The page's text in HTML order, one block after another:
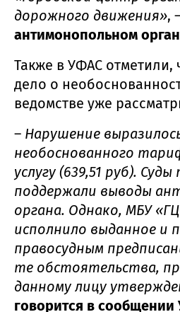
дорожного движения»,
антимонопольном
Также в УФАС отметили,
дело о
ведомстве уже
– Нарушение
необоснованного
услугу (639,51 руб).
поддержали выводы
органа. Однако, МБУ
исполнило выданное и
правосудным
те обстоятельства,
данному лицу
говорится в